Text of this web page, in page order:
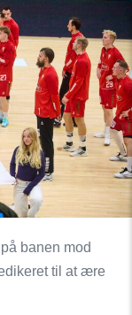
banen mod
til at ære